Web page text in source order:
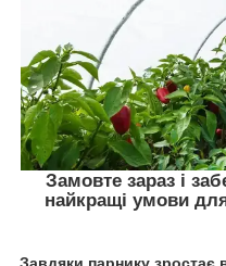
Замовте зараз і
найкращі умови